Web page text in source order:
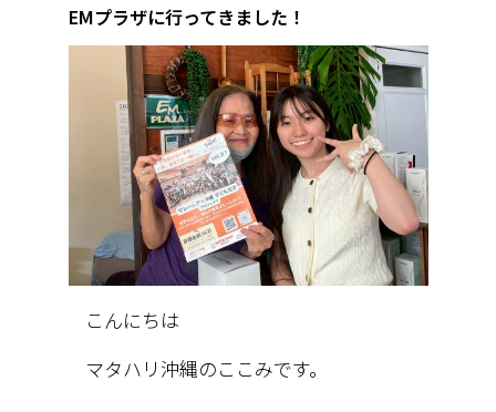
EMプラザに行ってきました！
こんにちは
マタハリ沖縄のここみです。